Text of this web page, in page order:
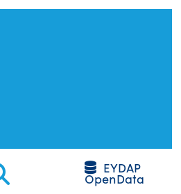
EYDAP
OpenData